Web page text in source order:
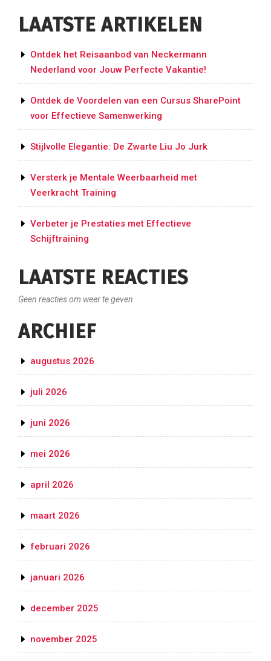
LAATSTE ARTIKELEN
Ontdek het Reisaanbod van Neckermann
Nederland voor Jouw Perfecte Vakantie!
Ontdek de Voordelen van een Cursus SharePoint
voor Effectieve Samenwerking
Stijlvolle Elegantie: De Zwarte Liu Jo Jurk
Versterk je Mentale Weerbaarheid met
Veerkracht Training
Verbeter je Prestaties met Effectieve
Schijftraining
LAATSTE REACTIES
Geen reacties om weer te geven.
ARCHIEF
augustus 2026
juli 2026
juni 2026
mei 2026
april 2026
maart 2026
februari 2026
januari 2026
december 2025
november 2025